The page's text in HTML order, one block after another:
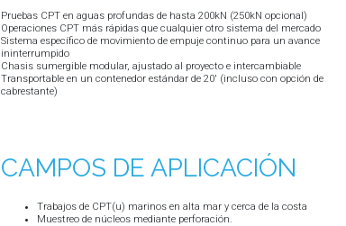
Pruebas CPT en aguas profundas de hasta 200kN (250kN opcional)
Operaciones CPT más rápidas que cualquier otro sistema del mercado
Sistema específico de movimiento de empuje continuo para un avance
ininterrumpido
Chasis sumergible modular, ajustado al proyecto e intercambiable
Transportable en un contenedor estándar de 20' (incluso con opción de
cabrestante)
CAMPOS DE APLICACIÓN
Trabajos de CPT(u) marinos en alta mar y cerca de la costa
Muestreo de núcleos mediante perforación.